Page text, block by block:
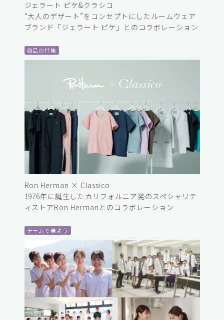
ジェラート ピケ&クラシコ
“大人のデザート”をコンセプトにしたルームウェア
ブランド「ジェラート ピケ」とのコラボレーション
商品の特集
Ron Herman × Classico
1976年に誕生したカリフォルニア発のスペシャリテ
ィストアRon Hermanとのコラボレーション
チームで着よう